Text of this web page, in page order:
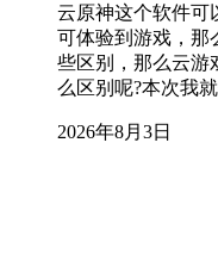
云原神这个软件可
可体验到游戏，那
些区别，那么云游
么区别呢?本次我
2026年8月3日